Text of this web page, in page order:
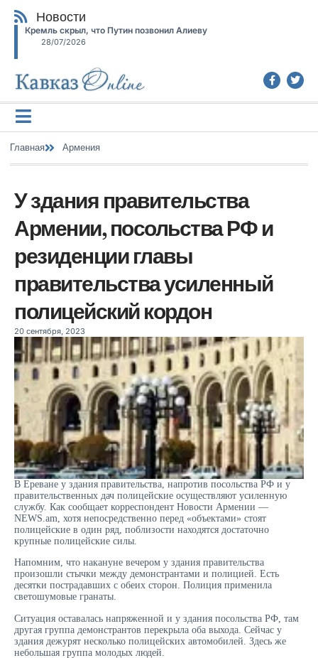
Новости
Кремль скрыл, что Путин позвонил Алиеву
28/07/2026
Главная Армения
У здания правительства
Армении, посольства РФ и
резиденции главы
правительства усиленный
полицейский кордон
20 сентября, 2023
В Ереване у здания правительства, напротив посольства РФ и у
правительственных дач полицейские осуществляют усиленную
службу. Как сообщает корреспондент Новости Армении —
NEWS.am, хотя непосредственно перед «объектами» стоят
полицейские в один ряд, поблизости находятся достаточно
крупные полицейские силы.
Напомним, что накануне вечером у здания правительства
произошли стычки между демонстрантами и полицией. Есть
десятки пострадавших с обеих сторон. Полиция применила
светошумовые гранаты.
Ситуация оставалась напряженной и у здания посольства РФ, там
другая группа демонстрантов перекрыла оба выхода. Сейчас у
здания дежурят несколько полицейских автомобилей. Здесь же
небольшая группа молодых людей.